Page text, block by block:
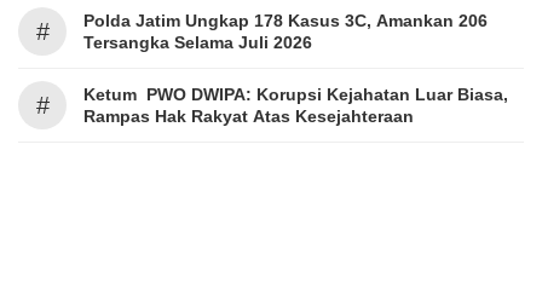
#
Polda Jatim Ungkap 178 Kasus 3C, Amankan 206
Tersangka Selama Juli 2026
#
Ketum PWO DWIPA: Korupsi Kejahatan Luar Biasa,
Rampas Hak Rakyat Atas Kesejahteraan